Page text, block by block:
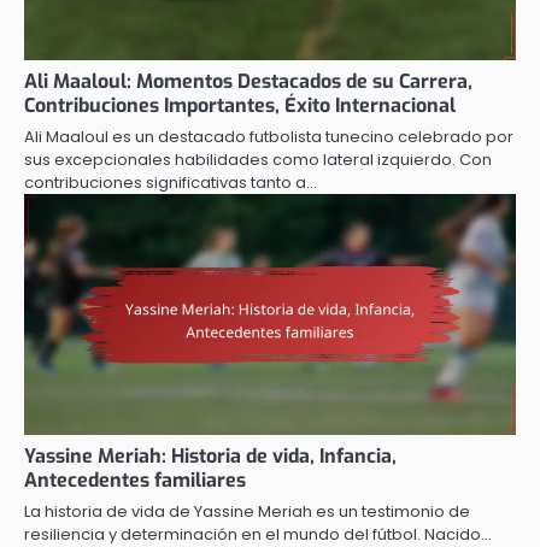
Ali Maaloul: Momentos Destacados de su Carrera,
Contribuciones Importantes, Éxito Internacional
Ali Maaloul es un destacado futbolista tunecino celebrado por
sus excepcionales habilidades como lateral izquierdo. Con
contribuciones significativas tanto a…
Yassine Meriah: Historia de vida, Infancia,
Antecedentes familiares
La historia de vida de Yassine Meriah es un testimonio de
resiliencia y determinación en el mundo del fútbol. Nacido…